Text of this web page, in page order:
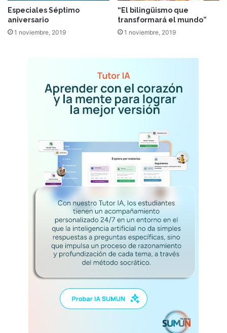
Especiales Séptimo
aniversario
1 noviembre, 2019
“El bilingüismo que
transformará el mundo”
1 noviembre, 2019